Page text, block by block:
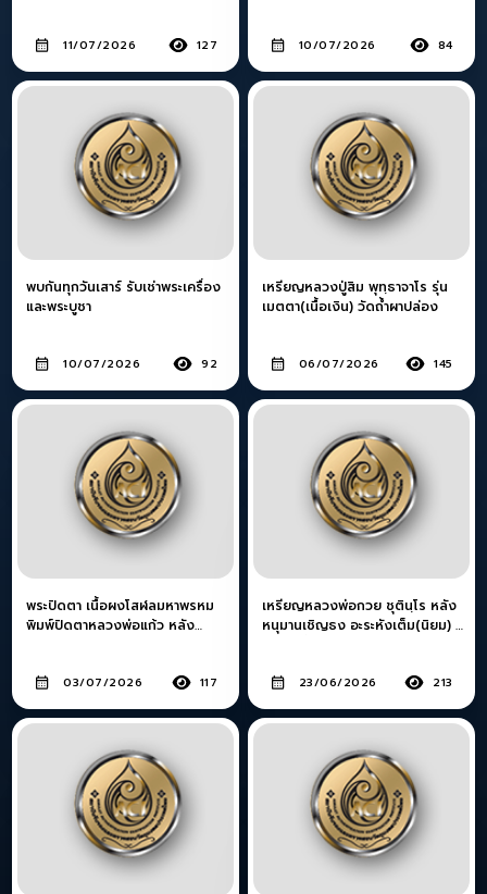
11/07/2026 127 10/07/2026 84
พบกันทุกวันเสาร์ รับเช่าพระเครื่อง
และพระบูชา
10/07/2026 92
เหรียญหลวงปู่สิม พุทฺธาจาโร รุ่น
เมตตา(เนื้อเงิน) วัดถ้ำผาปล่อง
06/07/2026 145
พระปิดตา เนื้อผงโสฬลมหาพรหม
พิมพ์ปิดตาหลวงพ่อแก้ว หลัง
03/07/2026 117
เหรียญหลวงพ่อกวย ชุตินฺโร หลัง
หนุมานเชิญธง อะระหังเต็ม(นิยม) ปี
23/06/2026 213